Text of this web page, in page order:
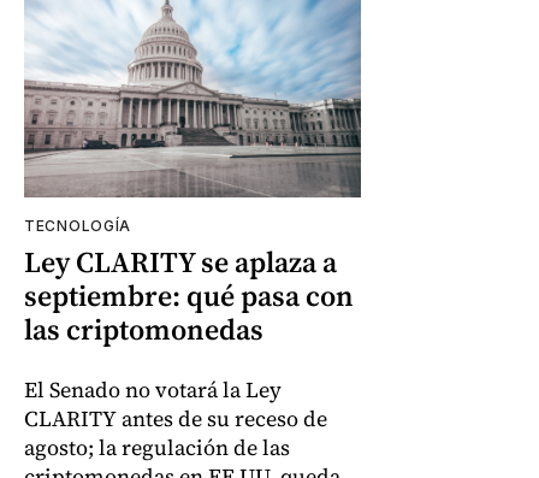
TECNOLOGÍA
Ley CLARITY se aplaza a
septiembre: qué pasa con
las criptomonedas
El Senado no votará la Ley
CLARITY antes de su receso de
agosto; la regulación de las